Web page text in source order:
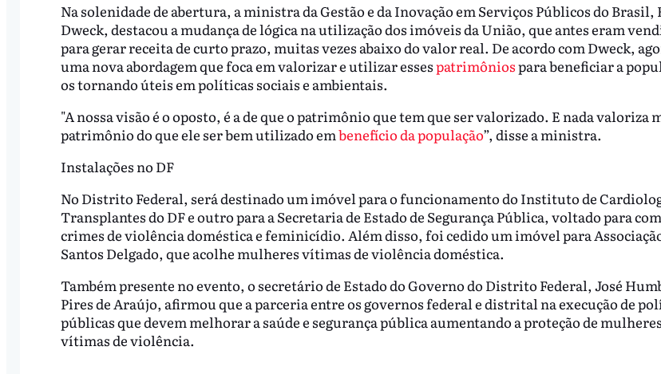
Na solenidade de abertura, a ministra da Gestão e da Inovação em Serviços Públicos do Brasil,
Dweck, destacou a mudança de lógica na utilização dos imóveis da União, que antes eram
para gerar receita de curto prazo, muitas vezes abaixo do valor real. De acordo com Dweck,
uma nova abordagem que foca em valorizar e utilizar essespatrimôniospara beneficiar a
os tornando úteis em políticas sociais e ambientais.
"A nossa visão é o oposto, é a de que o patrimônio que tem que ser valorizado. E nada valoriza
patrimônio do que ele ser bem utilizado embenefício da população”, disse a ministra.
Instalações no DF
No Distrito Federal, será destinado um imóvel para o funcionamento do Instituto de
Transplantes do DF e outro para a Secretaria de Estado de Segurança Pública, voltado para
crimes de violência doméstica e feminicídio. Além disso, foi cedido um imóvel para
Santos Delgado, que acolhe mulheres vítimas de violência doméstica.
Também presente no evento, o secretário de Estado do Governo do Distrito Federal, José
Pires de Araújo, afirmou que a parceria entre os governos federal e distrital na execução de
públicas que devem melhorar a saúde e segurança pública aumentando a proteção de mulheres
vítimas de violência.